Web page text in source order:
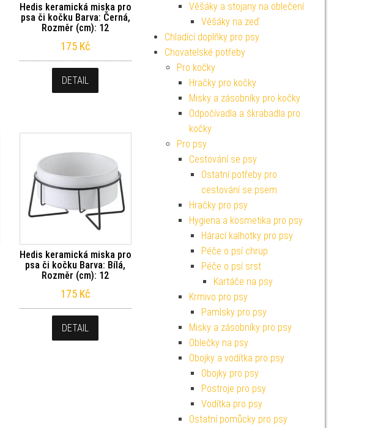
Hedis keramická miska pro
psa či kočku Barva: Černá,
Rozměr (cm): 12
175 Kč
DETAIL
Hedis keramická miska pro
psa či kočku Barva: Bílá,
Rozměr (cm): 12
175 Kč
DETAIL
Věšáky a stojany na oblečení
Věšáky na zeď
Chladící doplňky pro psy
Chovatelské potřeby
Pro kočky
Hračky pro kočky
Misky a zásobníky pro kočky
Odpočívadla a škrabadla pro
kočky
Pro psy
Cestování se psy
Ostatní potřeby pro
cestování se psem
Hračky pro psy
Hygiena a kosmetika pro psy
Hárací kalhotky pro psy
Péče o psí chrup
Péče o psí srst
Kartáče na psy
Krmivo pro psy
Pamlsky pro psy
Misky a zásobníky pro psy
Oblečky na psy
Obojky a vodítka pro psy
Obojky pro psy
Postroje pro psy
Vodítka pro psy
Ostatní pomůcky pro psy